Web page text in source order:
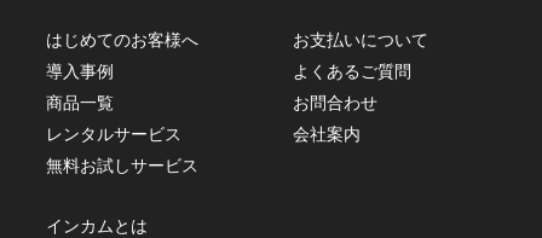
はじめてのお客様へ
導入事例
商品一覧
レンタルサービス
無料お試しサービス
お支払いについて
よくあるご質問
お問合わせ
会社案内
インカムとは